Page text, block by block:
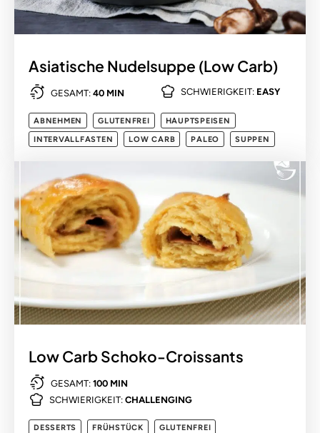
Asiatische Nudelsuppe (Low Carb)
GESAMT: 40 MIN SCHWIERIGKEIT: EASY
ABNEHMEN GLUTENFREI
HAUPTSPEISEN
INTERVALLFASTEN
LOW CARB PALEO SUPPEN
Low Carb Schoko-Croissants
GESAMT: 100 MIN
SCHWIERIGKEIT: CHALLENGING
DESSERTS FRÜHSTÜCK
GLUTENFREI